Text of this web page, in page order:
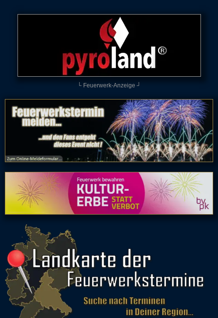
└ Feuerwerk-Anzeige ┘